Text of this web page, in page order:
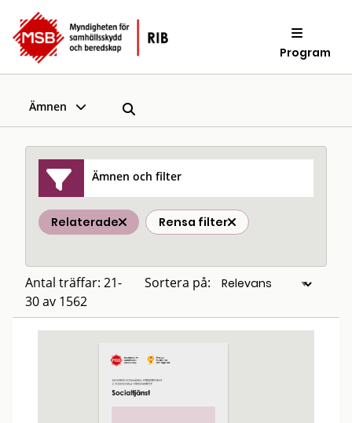
Program
Ämnen
Ämnen och filter
Relaterade Rensa filter
Antal träffar: 21-
30 av 1562
Sortera på: